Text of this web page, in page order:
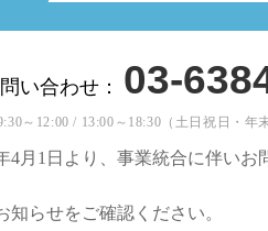
い合わせ： 03-
～12:00 / 13:00～18:30（土日祝日・年
4月1日より、事業統合に伴いお
知らせをご確認ください。